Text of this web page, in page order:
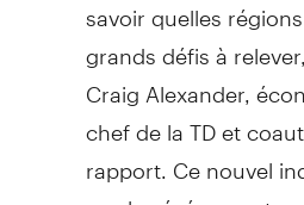
grands défis à
Craig Alexander,
chef de la TD et
rapport. Ce nouvel